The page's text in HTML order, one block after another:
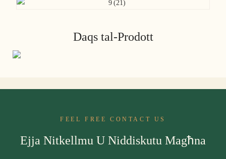
Daqs tal-Prodott
FEEL FREE CONTACT US
Ejja Nitkellmu U Niddiskutu Magħna